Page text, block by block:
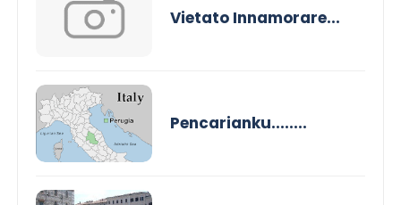
Vietato Innamorare...
Pencarianku........